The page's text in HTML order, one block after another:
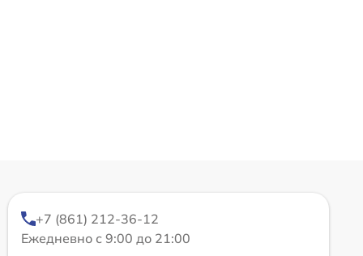
+7 (861) 212-36-12
Ежедневно с 9:00 до 21:00